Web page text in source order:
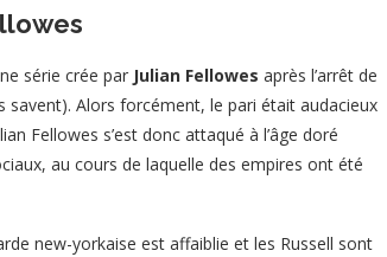
série crée par Julian Fellowes après l’arrêt de
savent). Alors forcément, le pari était audacieux
Fellowes s’est donc attaqué à l’âge doré
au cours de laquelle des empires ont été
new-yorkaise est affaiblie et les Russell sont